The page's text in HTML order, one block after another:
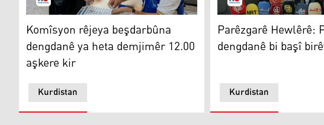
Komîsyon rêjeya beşdarbûna dengdanê ya heta demjimêr 12.00
Kurdistan
Komîsyon rêjeya beşdarbûna
dengdanê ya heta demjimêr 12.00
aşkere kir
Parêzgarê Hewlêrê:
Kurdistan
Parêzgarê Hewlêrê:
dengdanê bi başî